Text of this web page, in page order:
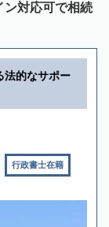
ン対応可で相続
法的なサポー
行政書士在籍